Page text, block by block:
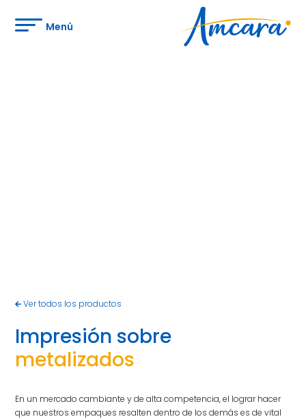
Menú
Ver todos los productos
Impresión sobre
metalizados
En un mercado cambiante y de alta competencia, el lograr hacer
que nuestros empaques resalten dentro de los demás es de vital